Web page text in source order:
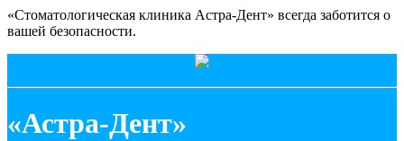
«Стоматологическая клиника Астра-Дент» всегда заботится о
вашей безопасности.
«Астра-Дент»